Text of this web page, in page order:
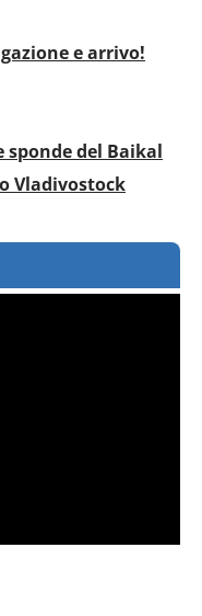
e arrivo!
del Baikal
Vladivostock